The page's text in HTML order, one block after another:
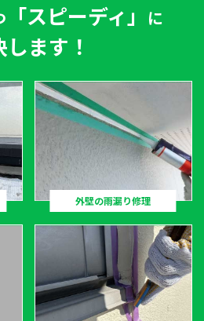
「スピーディ」 に
ます！
外壁の雨漏り修理